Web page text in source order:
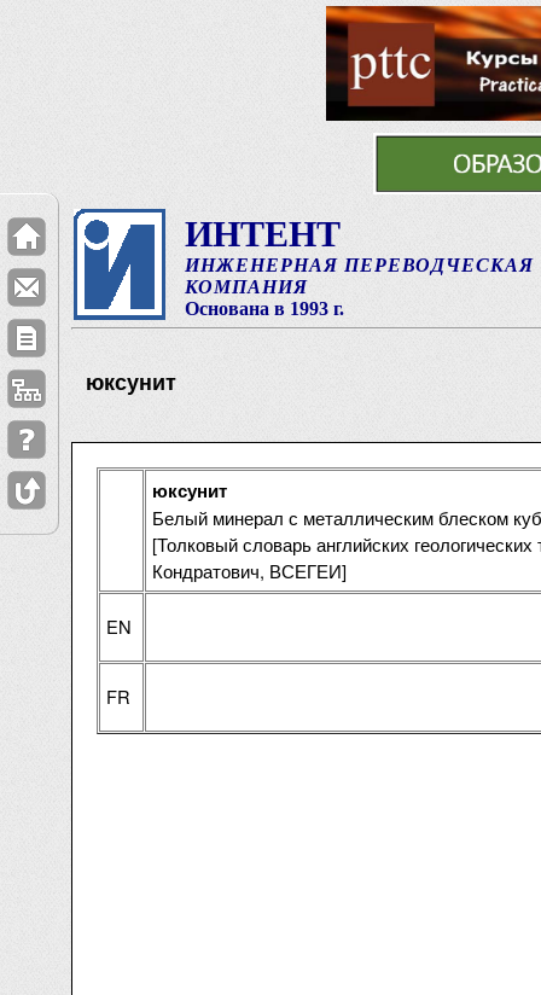
ИНТЕНТ
ИНЖЕНЕРНАЯ ПЕРЕВОДЧЕСКАЯ
КОМПАНИЯ
Основана в 1993 г.
юксунит
юксунит
Белый минерал с металлическим блеском
[Толковый словарь английских
Кондратович, ВСЕГЕИ]
EN
FR